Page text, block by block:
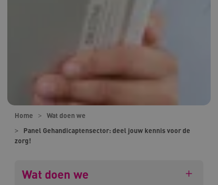
Home
Wat doen we
Panel Gehandicaptensector: deel jouw kennis voor de
zorg!
Wat doen we